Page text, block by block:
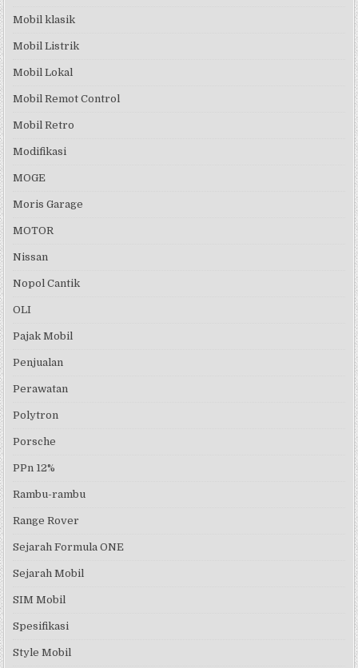
Mobil klasik
Mobil Listrik
Mobil Lokal
Mobil Remot Control
Mobil Retro
Modifikasi
MOGE
Moris Garage
MOTOR
Nissan
Nopol Cantik
OLI
Pajak Mobil
Penjualan
Perawatan
Polytron
Porsche
PPn 12%
Rambu-rambu
Range Rover
Sejarah Formula ONE
Sejarah Mobil
SIM Mobil
Spesifikasi
Style Mobil